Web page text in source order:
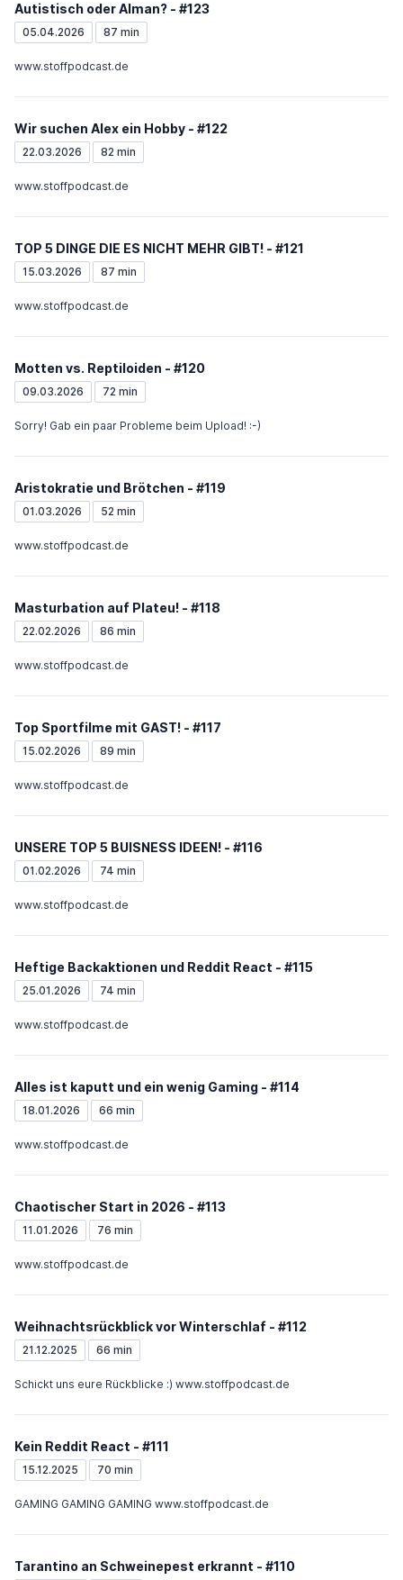
Autistisch oder Alman? - #123
05.04.2026 87 min
www.stoffpodcast.de
Wir suchen Alex ein Hobby - #122
22.03.2026 82 min
www.stoffpodcast.de
TOP 5 DINGE DIE ES NICHT MEHR GIBT! - #121
15.03.2026 87 min
www.stoffpodcast.de
Motten vs. Reptiloiden - #120
09.03.2026 72 min
Sorry! Gab ein paar Probleme beim Upload! :-)
Aristokratie und Brötchen - #119
01.03.2026 52 min
www.stoffpodcast.de
Masturbation auf Plateu! - #118
22.02.2026 86 min
www.stoffpodcast.de
Top Sportfilme mit GAST! - #117
15.02.2026 89 min
www.stoffpodcast.de
UNSERE TOP 5 BUISNESS IDEEN! - #116
01.02.2026 74 min
www.stoffpodcast.de
Heftige Backaktionen und Reddit React - #115
25.01.2026 74 min
www.stoffpodcast.de
Alles ist kaputt und ein wenig Gaming - #114
18.01.2026 66 min
www.stoffpodcast.de
Chaotischer Start in 2026 - #113
11.01.2026 76 min
www.stoffpodcast.de
Weihnachtsrückblick vor Winterschlaf - #112
21.12.2025 66 min
Schickt uns eure Rückblicke :) www.stoffpodcast.de
Kein Reddit React - #111
15.12.2025 70 min
GAMING GAMING GAMING www.stoffpodcast.de
Tarantino an Schweinepest erkrannt - #110